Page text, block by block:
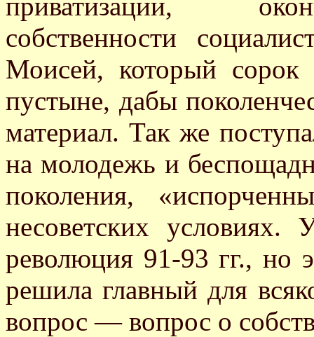
собственности
Моисей, который сорок
пустыне, дабы
материал. Так же
на молодежь и
поколения,
несоветских
революция 91-93 гг., но
решила главный для
вопрос — вопрос о